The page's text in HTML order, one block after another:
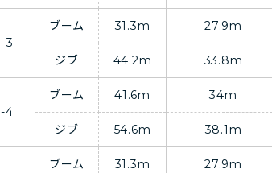
3
ブーム 31.3m
27.9m
ジブ 44.2m 33.8m
4
ブーム 41.6m
34m
ジブ 54.6m 38.1m
ブーム 31.3m
27.9m